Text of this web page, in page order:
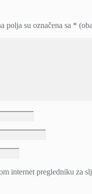
polja su označena sa *
internet pregledniku za